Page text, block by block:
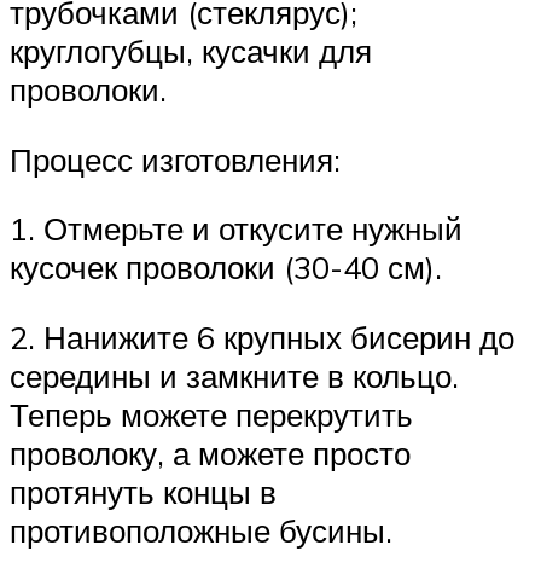
трубочками (стеклярус);
круглогубцы, кусачки для
проволоки.
Процесс изготовления:
1. Отмерьте и откусите нужный
кусочек проволоки (30-40 см).
2. Нанижите 6 крупных бисерин до
середины и замкните в кольцо.
Теперь можете перекрутить
проволоку, а можете просто
протянуть концы в
противоположные бусины.